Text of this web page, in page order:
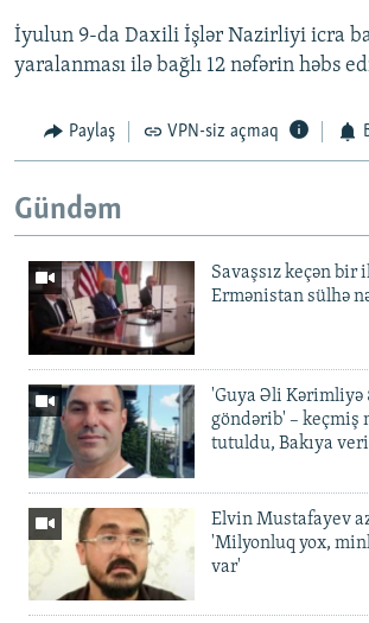
İyulun 9-da Daxili İşlər Nazirliyi icra
yaralanması ilə bağlı 12 nəfərin həbs
Paylaş VPN-siz açmaq
Gündəm
Savaşsız keçən bir
Ermənistan sülhə
'Guya Əli Kərimliyə
göndərib' – keçmiş
tutuldu, Bakıya
Elvin Mustafayev
'Milyonluq yox,
var'